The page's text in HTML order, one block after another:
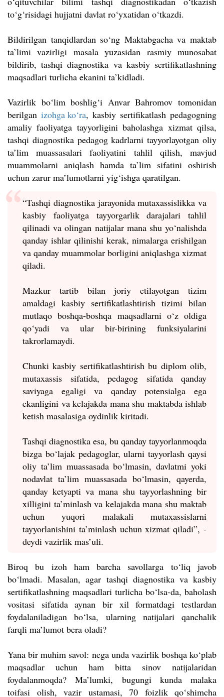
to‘g‘risidagi hujjatni davlat ro‘yxatidan o‘tkazdi.
Bildirilgan tanqidlardan so‘ng Maktabgacha va maktab
ta’limi vazirligi masala yuzasidan rasmiy munosabat
bildirib, tashqi diagnostika va kasbiy sertifikatlashning
maqsadlari turlicha ekanini ta’kidladi.
Vazirlik bo‘lim boshlig‘i Anvar Bahromov tomonidan
berilgan izohga ko‘ra, kasbiy sertifikatlash pedagogning
amaliy faoliyatga tayyorligini baholashga xizmat qilsa,
tashqi diagnostika pedagog kadrlarni tayyorlayotgan oliy
ta’lim muassasalari faoliyatini tahlil qilish, mavjud
muammolarni aniqlash hamda ta’lim sifatini oshirish
uchun zarur ma’lumotlarni yig‘ishga qaratilgan.
“Tashqi diagnostika jarayonida mutaxassislikka va
kasbiy faoliyatga tayyorgarlik darajalari tahlil
qilinadi va olingan natijalar mana shu yo‘nalishda
qanday ishlar qilinishi kerak, nimalarga erishilgan
va qanday muammolar borligini aniqlashga xizmat
qiladi.
Mazkur tartib bilan joriy etilayotgan tizim
amaldagi kasbiy sertifikatlashtirish tizimi bilan
mutlaqo boshqa-boshqa maqsadlarni o‘z oldiga
qo‘yadi va ular bir-birining funksiyalarini
takrorlamaydi.
Chunki kasbiy sertifikatlashtirish bu diplom olib,
mutaxassis sifatida, pedagog sifatida qanday
saviyaga egaligi va qanday potensialga ega
ekanligini va kelajakda mana shu maktabda ishlab
ketish masalasiga oydinlik kiritadi.
Tashqi diagnostika esa, bu qanday tayyorlanmoqda
bizga bo‘lajak pedagoglar, ularni tayyorlash qaysi
oliy ta’lim muassasada bo‘lmasin, davlatmi yoki
nodavlat ta’lim muassasada bo‘lmasin, qayerda,
qanday ketyapti va mana shu tayyorlashning bir
xilligini ta’minlash va kelajakda mana shu maktab
uchun yuqori malakali mutaxassislarni
tayyorlanishini ta’minlash uchun xizmat qiladi”, -
deydi vazirlik mas’uli.
Biroq bu izoh ham barcha savollarga to‘liq javob
bo‘lmadi. Masalan, agar tashqi diagnostika va kasbiy
sertifikatlashning maqsadlari turlicha bo‘lsa-da, baholash
vositasi sifatida aynan bir xil formatdagi testlardan
foydalaniladigan bo‘lsa, ularning natijalari qanchalik
farqli ma’lumot bera oladi?
Yana bir muhim savol: nega unda vazirlik boshqa ko‘plab
maqsadlar uchun ham bitta sinov natijalaridan
foydalanmoqda? Ma’lumki, bugungi kunda malaka
toifasi olish, vazir ustamasi, 70 foizlik qo‘shimcha